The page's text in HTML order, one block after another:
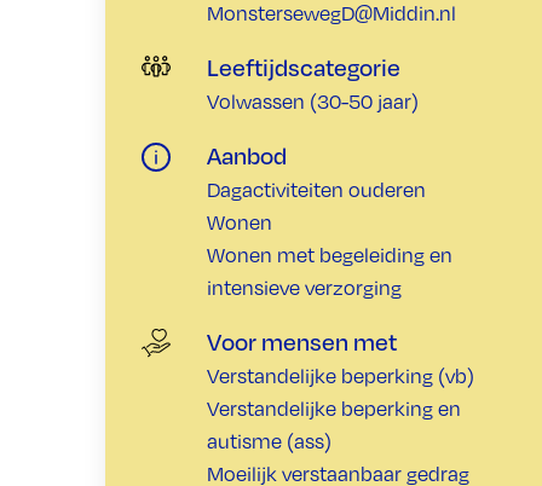
MonstersewegD@Middin.nl
Leeftijdscategorie
Volwassen (30-50 jaar)
Aanbod
Dagactiviteiten ouderen
Wonen
Wonen met begeleiding en
intensieve verzorging
Voor mensen met
Verstandelijke beperking (vb)
Verstandelijke beperking en
autisme (ass)
Moeilijk verstaanbaar gedrag